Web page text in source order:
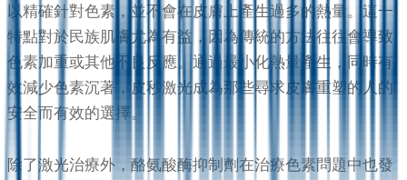
以精確針對色素，並不會在皮膚上產生過多的熱量。這一
特點對於民族肌膚尤為有益，因為傳統的方法往往會導致
色素加重或其他不良反應。通過最小化熱量產生，同時有
效減少色素沉著，皮秒激光成為那些尋求皮膚重塑的人的
安全而有效的選擇。
除了激光治療外，酪氨酸酶抑制劑在治療色素問題中也發